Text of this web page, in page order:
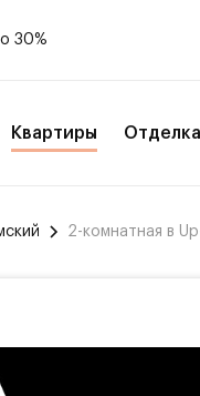
30%
Квартиры Отделка
2-комнатная в